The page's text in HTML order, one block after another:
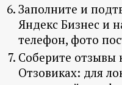
Заполните и
Яндекс Бизнес и
телефон, фото
Соберите отзывы
Отзовиках: для